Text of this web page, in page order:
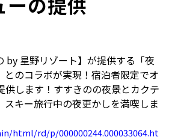
by 星野リゾート】が提供する「夜
とのコラボが実現！宿泊者限定でオ
供します！すすきのの夜景とカクテ
スキー旅行中の夜更かしを満喫しま
html/rd/p/000000244.000033064.ht